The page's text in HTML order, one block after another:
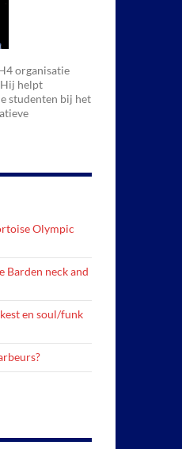
organisatie
helpt
studenten bij het
Olympic
Barden neck and
en soul/funk